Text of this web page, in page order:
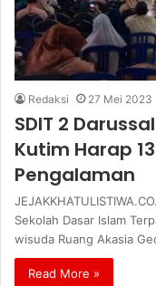
Redaksi 27 Mei 2023
SDIT 2
Kutim Harap
Pengalaman
Sekolah Dasar Islam
wisuda Ruang Akasia
Read More »